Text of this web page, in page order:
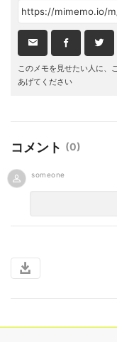
このメモを見せたい人に、
あげてください
コメント (0)
someone